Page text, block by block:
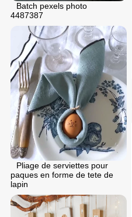
Batch pexels photo
4487387
Pliage de serviettes pour
paques en forme de tete de
lapin